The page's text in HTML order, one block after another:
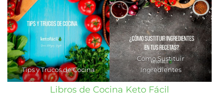
Tips y Trucos de Cocina
Cómo Sustituir
Ingredientes
Libros de Cocina Keto Fácil